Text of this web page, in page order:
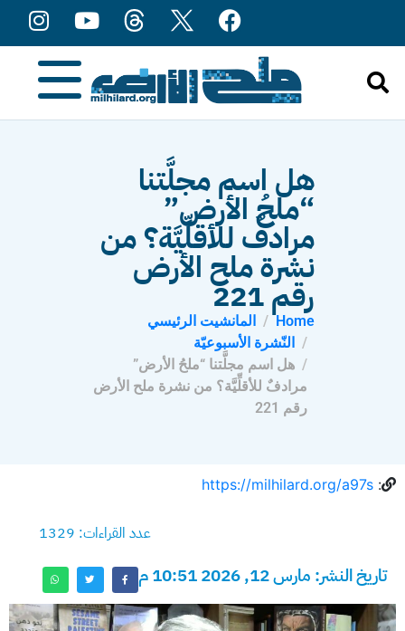
هل اسم مجلَّتنا
“ملحُ الأرض”
مرادفٌ للأقلِّيَّة؟ من
نشرة ملح الأرض
رقم 221
Home
المانشيت الرئيسي
النّشرة الأسبوعيّة
هل اسم مجلَّتنا “ملحُ الأرض”
مرادفٌ للأقلِّيَّة؟ من نشرة ملح الأرض
رقم 221
:
https://milhilard.org/a97s
عدد القراءات: 1329
تاريخ النشر: مارس 12, 2026 10:51 م